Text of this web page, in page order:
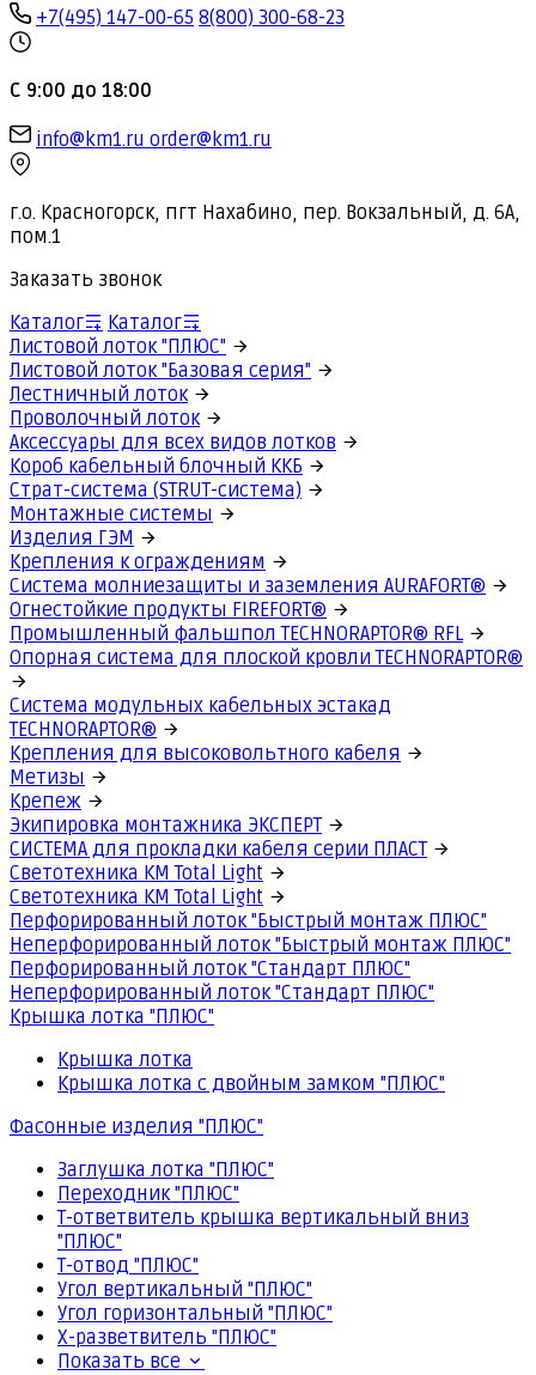
+7(495) 147-00-65 8(800) 300-68-23
С 9:00 до 18:00
info@km1.ru order@km1.ru
г.о. Красногорск, пгт Нахабино, пер. Вокзальный, д. 6А,
пом.1
Заказать звонок
Каталог
Каталог
Листовой лоток "ПЛЮС"
Листовой лоток "Базовая серия"
Лестничный лоток
Проволочный лоток
Аксессуары для всех видов лотков
Короб кабельный блочный ККБ
Страт-система (STRUT-система)
Монтажные системы
Изделия ГЭМ
Крепления к ограждениям
Система молниезащиты и заземления AURAFORT®
Огнестойкие продукты FIREFORT®
Промышленный фальшпол TECHNORAPTOR® RFL
Опорная система для плоской кровли TECHNORAPTOR®
Система модульных кабельных эстакад
TECHNORAPTOR®
Крепления для высоковольтного кабеля
Метизы
Крепеж
Экипировка монтажника ЭКСПЕРТ
СИСТЕМА для прокладки кабеля серии ПЛАСТ
Светотехника КМ Total Light
Светотехника КМ Total Light
Перфорированный лоток "Быстрый монтаж ПЛЮС"
Неперфорированный лоток "Быстрый монтаж ПЛЮС"
Перфорированный лоток "Стандарт ПЛЮС"
Неперфорированный лоток "Стандарт ПЛЮС"
Крышка лотка "ПЛЮС"
Крышка лотка
Крышка лотка с двойным замком "ПЛЮС"
Фасонные изделия "ПЛЮС"
Заглушка лотка "ПЛЮС"
Переходник "ПЛЮС"
Т-ответвитель крышка вертикальный вниз
"ПЛЮС"
Т-отвод "ПЛЮС"
Угол вертикальный "ПЛЮС"
Угол горизонтальный "ПЛЮС"
Х-разветвитель "ПЛЮС"
Показать все